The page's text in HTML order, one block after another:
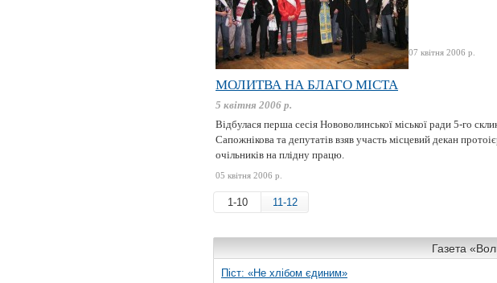
07 квітня 2006 р.
МОЛИТВА НА БЛАГО МІСТА
5 квітня 2006 р.
Відбулася перша сесія Нововолинської міської ради 5-го
Сапожнікова та депутатів взяв участь місцевий декан
очільників на плідну працю.
05 квітня 2006 р.
1-10 11-12
Газета
Піст: «Не хлібом єдиним»